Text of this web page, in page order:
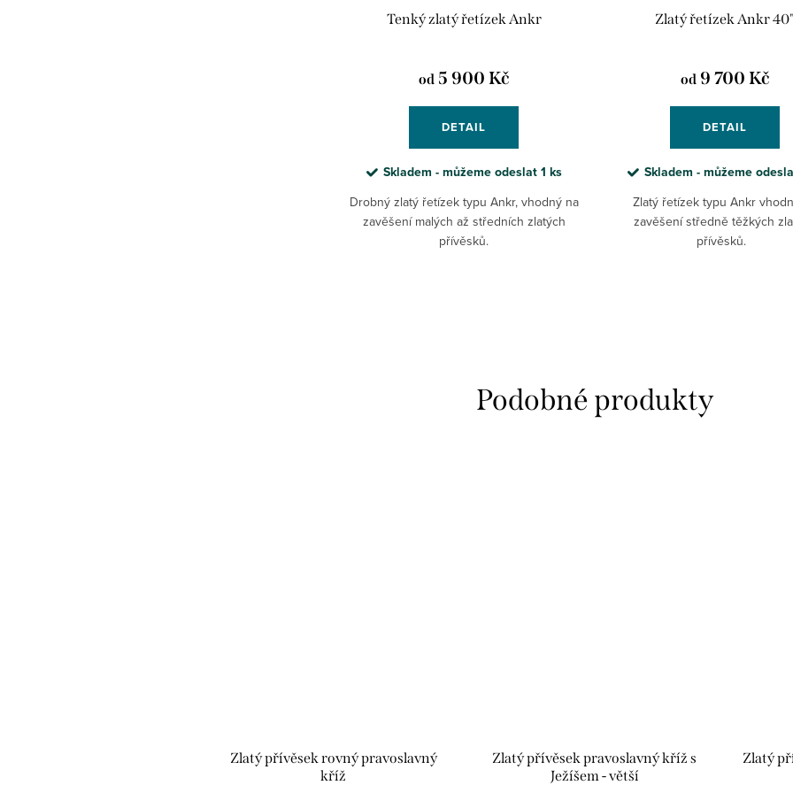
Tenký zlatý řetízek Ankr
od 5 900 Kč
DETAIL
Skladem - můžeme odeslat 1 ks
Drobný zlatý řetízek typu Ankr, vhodný na
zavěšení malých až středních zlatých
přívěsků.
Zlatý řetízek Ankr 40"
od 9 700 Kč
DETAIL
Skladem - můžeme
Zlatý řetízek typu Ankr
zavěšení středně těžkých
přívěsků.
Zlatý přívěsek rovný pravoslavný
kříž
Zlatý přívěsek pravoslavný kříž s
Ježíšem - větší
Zlatý